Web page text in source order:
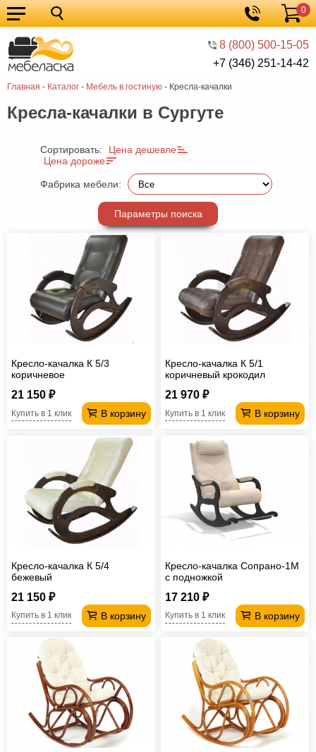
8 (800) 500-15-05
+7 (346) 251-14-42
Корзина
0
Главная - Каталог - Мебель в гостиную - Кресла-качалки
Кухонные
гарнитуры
Мебель
для
кухни
Мебель
для
спальни
Кровати
Шкафы
Детская
прихожей
Комоды
Офисная
под
компьютер
Мебель
для
ванной
Мебель
трансформер
Матрасы
ротанга
Садовая
мебель
Косметологическое
оборудование
Кресла-качалки в Сургуте
Сортировать:
Цена дешевле
Цена дороже
Фабрика мебели:
Параметры поиска
Кресло-качалка К 5/3
коричневое
21 150 ₽
В корзину
Купить в 1 клик
Кресло-качалка К 5/1
коричневый крокодил
21 970 ₽
В корзину
Купить в 1 клик
Кресло-качалка К 5/4
бежевый
21 150 ₽
В корзину
Купить в 1 клик
Кресло-качалка Сопрано-1М
с подножкой
17 210 ₽
В корзину
Купить в 1 клик